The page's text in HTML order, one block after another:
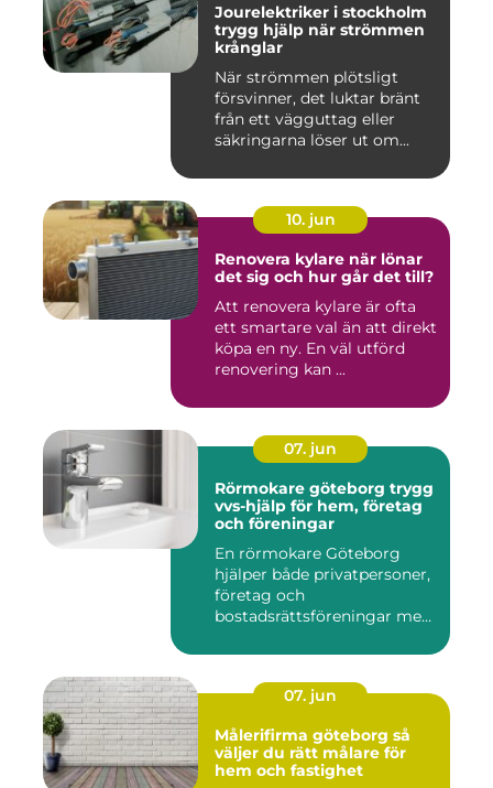
Jourelektriker i stockholm
trygg hjälp när strömmen
krånglar
När strömmen plötsligt
försvinner, det luktar bränt
från ett vägguttag eller
säkringarna löser ut om...
10. jun
Renovera kylare när lönar
det sig och hur går det till?
Att renovera kylare är ofta
ett smartare val än att direkt
köpa en ny. En väl utförd
renovering kan ...
07. jun
Rörmokare göteborg trygg
vvs-hjälp för hem, företag
och föreningar
En rörmokare Göteborg
hjälper både privatpersoner,
företag och
bostadsrättsföreningar med
07. jun
Målerifirma göteborg så
väljer du rätt målare för
hem och fastighet